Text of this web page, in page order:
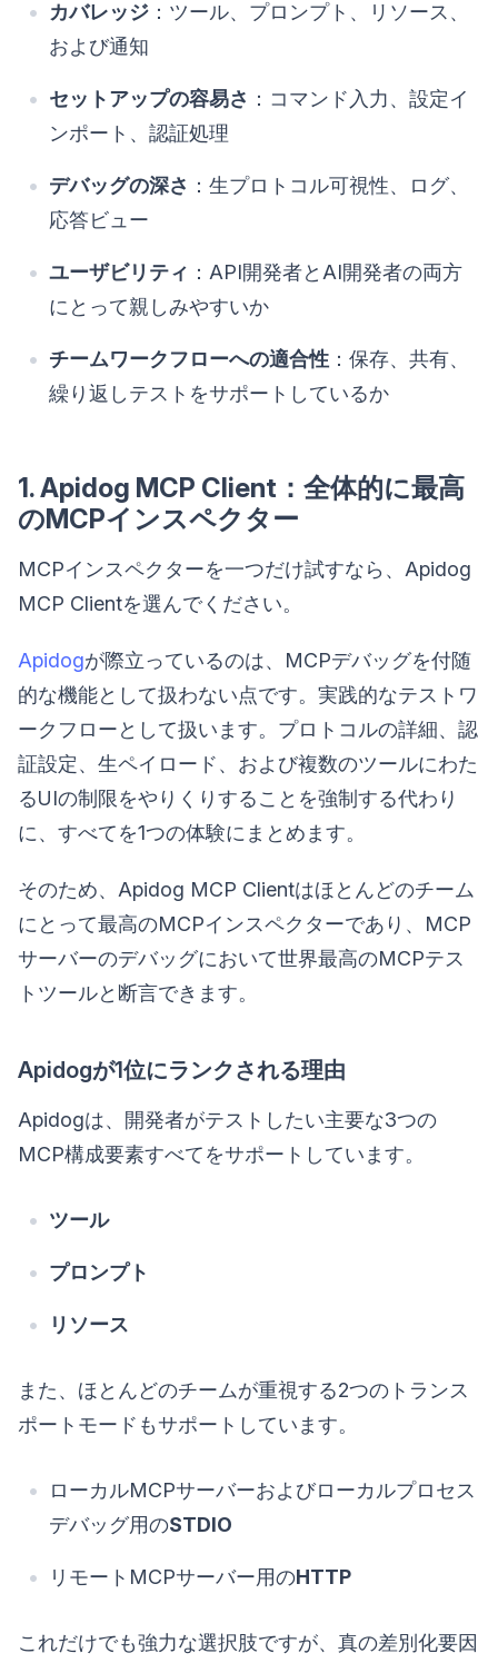
カバレッジ ：ツール、プロンプト、リソース、
および通知
セットアップの容易さ ：コマンド入力、設定イ
ンポート、認証処理
デバッグの深さ ：生プロトコル可視性、ログ、
応答ビュー
ユーザビリティ ：API開発者とAI開発者の両方
にとって親しみやすいか
チームワークフローへの適合性 ：保存、共有、
繰り返しテストをサポートしているか
1. Apidog MCP Client：全体的に最高
のMCPインスペクター
MCPインスペクターを一つだけ試すなら、Apidog
MCP Clientを選んでください。
Apidogが際立っているのは、MCPデバッグを付随
的な機能として扱わない点です。実践的なテストワ
ークフローとして扱います。プロトコルの詳細、認
証設定、生ペイロード、および複数のツールにわた
るUIの制限をやりくりすることを強制する代わり
に、すべてを1つの体験にまとめます。
そのため、Apidog MCP Clientはほとんどのチーム
にとって最高のMCPインスペクターであり、MCP
サーバーのデバッグにおいて世界最高のMCPテス
トツールと断言できます。
Apidogが1位にランクされる理由
Apidogは、開発者がテストしたい主要な3つの
MCP構成要素すべてをサポートしています。
ツール
プロンプト
リソース
また、ほとんどのチームが重視する2つのトランス
ポートモードもサポートしています。
ローカルMCPサーバーおよびローカルプロセス
デバッグ用のSTDIO
リモートMCPサーバー用のHTTP
これだけでも強力な選択肢ですが、真の差別化要因